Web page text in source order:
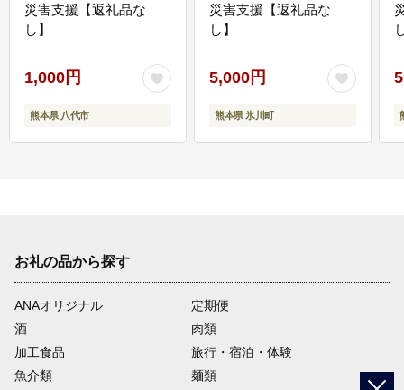
災害支援【返礼品な
し】
1,000円
熊本県 八代市
災害支援【返礼品な
し】
5,000円
熊本県 氷川町
お礼の品から探す
ANAオリジナル
定期便
酒
肉類
加工食品
旅行・宿泊・体験
魚介類
麺類